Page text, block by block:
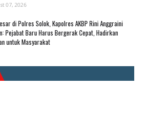
07, 2026
di Polres Solok, Kapolres AKBP Rini Anggraini
Pejabat Baru Harus Bergerak Cepat, Hadirkan
untuk Masyarakat